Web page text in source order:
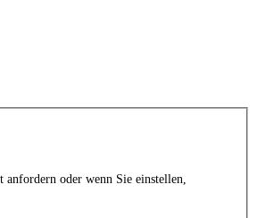
oder wenn Sie einstellen,